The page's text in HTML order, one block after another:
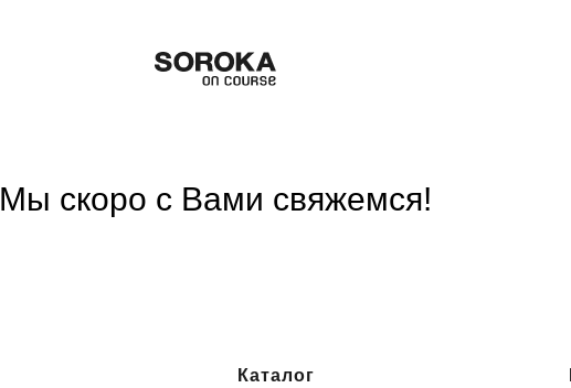
Мы скоро с Вами свяжемся!
Каталог